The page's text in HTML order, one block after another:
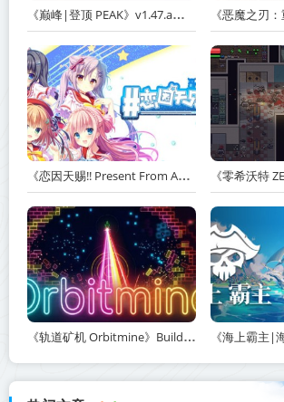
《巅峰|登顶 PEAK》v1.47.a【单机+联机】丨中文版网盘下载
《恋因天赐!! Present From Angel Template!! An Angel's Gift》Build.23930554-免安装中文版丨中文版网盘下载
《轨道矿机 Orbitmine》Build.24135737-免安装中文版丨中文版网盘下载